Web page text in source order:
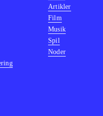
Artikler
Film
Musik
Spil
Noder